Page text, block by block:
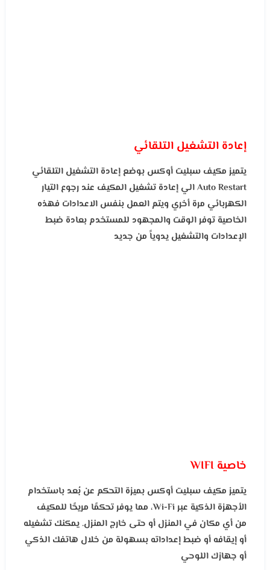
إعادة التشغيل التلقائي
يتميز مكيف سبليت أوكس بوضع إعادة التشغيل التلقائي
Auto Restartالي إعادة تشغيل المكيف عند رجوع التيار
الكهربائي مرة أخري ويتم العمل بنفس الاعدادات فهذه
الخاصية توفر الوقت والمجهود للمستخدم بعادة ضبط
الإعدادات والتشغيل يدوياً من جديد
خاصية WIF I
يتميز مكيف سبليت أوكس بميزة التحكم عن بُعد باستخدام
الأجهزة الذكية عبرWi-Fi، مما يوفر تحكمًا مريحًا للمكيف
من أي مكان في المنزل أو حتى خارج المنزل. يمكنك تشغيله
أو إيقافه أو ضبط إعداداته بسهولة من خلال هاتفك الذكي
أو جهازك اللوحي